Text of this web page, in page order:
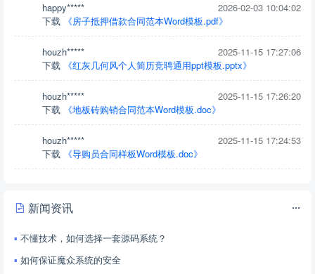
happy*****
2026-02-03 10:04:02
下载 《房子抵押借款合同范本Word模板.pdf》
houzh*****
2025-11-15 17:27:06
下载 《红灰几何风个人简历竞聘通用ppt模板.pptx》
houzh*****
2025-11-15 17:26:20
下载 《地板砖购销合同范本Word模板.doc》
houzh*****
2025-11-15 17:24:53
下载 《导购员合同样板Word模板.doc》
下载 《卡通海洋风.pptx》
新闻资讯
不懂技术，如何选择一套源码系统？
如何保证魔众系统的安全